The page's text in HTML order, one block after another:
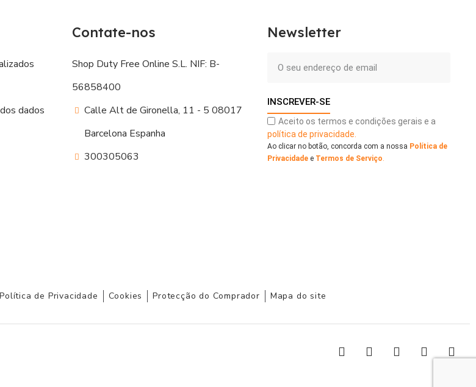
dados
Contate-nos
Shop Duty Free Online S.L. NIF: B-
56858400
Calle Alt de Gironella, 11 - 5 08017
Barcelona Espanha
300305063
Newsletter
INSCREVER-SE
Aceito os termos e condições gerais e a
política de privacidade.
Ao clicar no botão, concorda com a nossa Política de
Privacidade e Termos de Serviço.
Política de Privacidade Cookies Protecção do Comprador Mapa do site